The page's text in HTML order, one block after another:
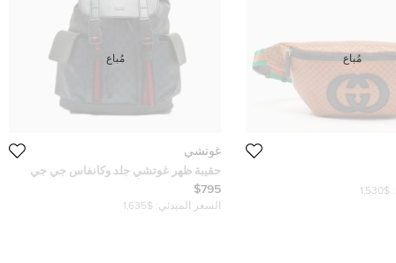
$1,530
مُباع
غوتشي
حقيبة ظهر غوتشي جلد وكانفاس جي جي
سوبريم رصاصي/أسود برباط
$795
السعر المبدئي: $1,635
مُباع